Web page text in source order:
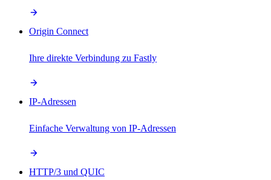
Origin Connect
Ihre direkte Verbindung zu Fastly
IP-Adressen
Einfache Verwaltung von IP-Adressen
HTTP/3 und QUIC